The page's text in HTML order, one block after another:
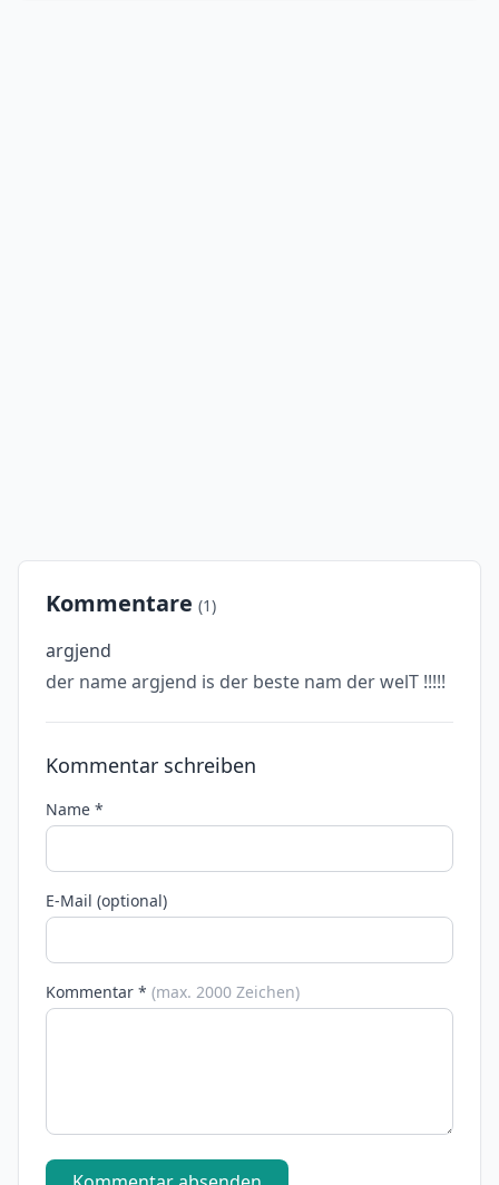
Kommentare (1)
argjend
der name argjend is der beste nam der welT !!!!!
Kommentar schreiben
Name *
E-Mail (optional)
Kommentar * (max. 2000 Zeichen)